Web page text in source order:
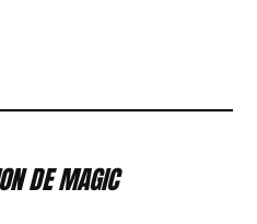
DE MAGIC